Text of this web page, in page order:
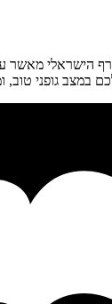
הישראלי
גופני טוב,